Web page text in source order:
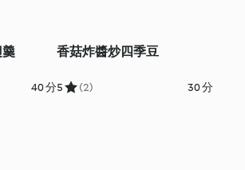
40 分
香菇炸醬炒四季豆
5 (2) 30 分